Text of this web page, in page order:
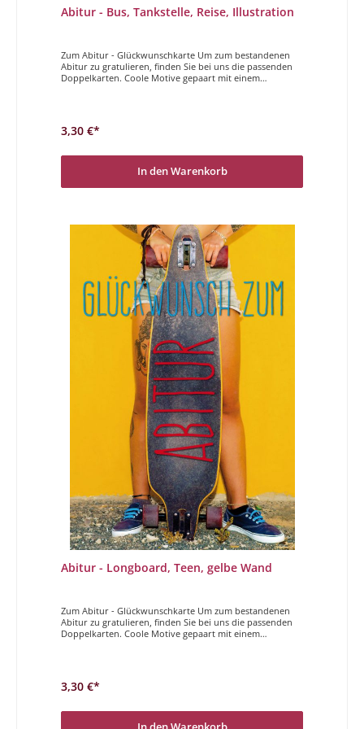
Abitur - Bus, Tankstelle, Reise, Illustration
Zum Abitur - Glückwunschkarte Um zum bestandenen
Abitur zu gratulieren, finden Sie bei uns die passenden
Doppelkarten. Coole Motive gepaart mit einem
3,30 €*
In den Warenkorb
Abitur - Longboard, Teen, gelbe Wand
Zum Abitur - Glückwunschkarte Um zum bestandenen
Abitur zu gratulieren, finden Sie bei uns die passenden
Doppelkarten. Coole Motive gepaart mit einem
3,30 €*